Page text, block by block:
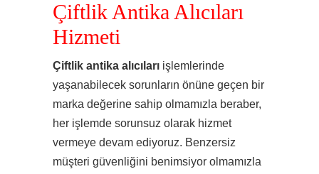
Çiftlik Antika Alıcıları
Hizmeti
Çiftlik antika alıcıları işlemlerinde
yaşanabilecek sorunların önüne geçen bir
marka değerine sahip olmamızla beraber,
her işlemde sorunsuz olarak hizmet
vermeye devam ediyoruz. Benzersiz
müşteri güvenliğini benimsiyor olmamızla